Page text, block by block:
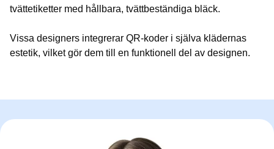
tvättetiketter med hållbara, tvättbeständiga bläck.
Vissa designers integrerar QR-koder i själva klädernas
estetik, vilket gör dem till en funktionell del av designen.